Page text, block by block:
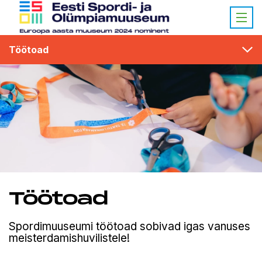
Töötoad
Töötoad
Spordimuuseumi töötoad sobivad igas vanuses
meisterdamishuvilistele!